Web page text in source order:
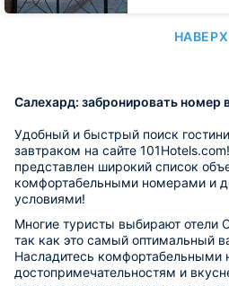
НАВЕРХ
Салехард: забронировать номер
Удобный и быстрый поиск
завтраком на сайте
представлен широкий список
комфортабельными номерами и
условиями!
Многие туристы выбирают отели
так как это самый оптимальный
Насладитесь комфортабельными
достопримечательностям и